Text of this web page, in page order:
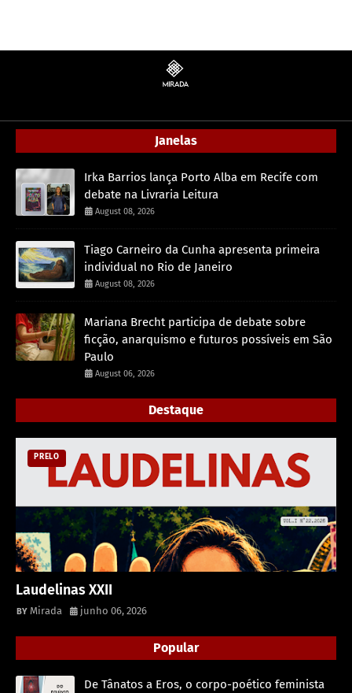
Janelas
Irka Barrios lança Porto Alba em Recife com
debate na Livraria Leitura
August 08, 2026
Tiago Carneiro da Cunha apresenta primeira
individual no Rio de Janeiro
August 08, 2026
Mariana Brecht participa de debate sobre
ficção, anarquismo e futuros possíveis em São
Paulo
August 06, 2026
Destaque
PRELO
Laudelinas XXII
Mirada junho 06, 2026
Popular
De Tânatos a Eros, o corpo-poético feminista